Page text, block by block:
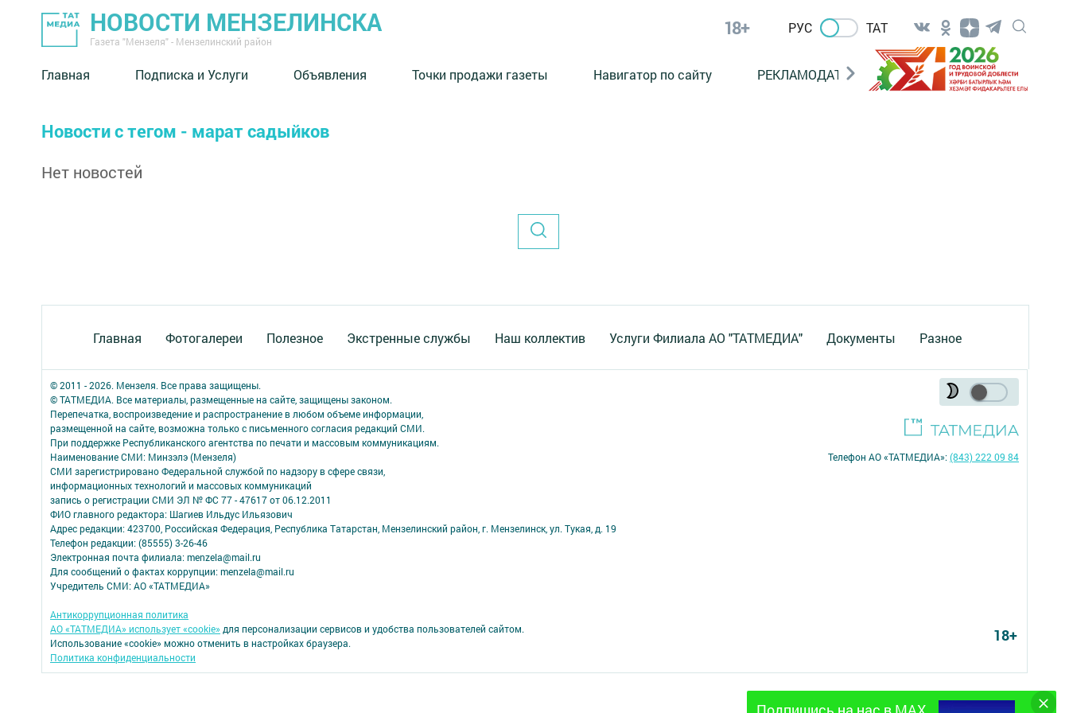
НОВОСТИ МЕНЗЕЛИНСКА
Газета "Мензеля" - Мензелинский район
18+ РУС ТАТ
Главная Подписка и Услуги Объявления Точки продажи газеты Навигатор по сайту РЕКЛАМОДАТЕЛЯМ
Новости с тегом - марат садыйков
Нет новостей
Главная Фотогалереи Полезное Экстренные службы Наш коллектив Услуги Филиала АО "ТАТМЕДИА" Документы Разное
© 2011 - 2026. Мензеля. Все права защищены.
© ТАТМЕДИА. Все материалы, размещенные на сайте, защищены законом.
Перепечатка, воспроизведение и распространение в любом объеме информации,
размещенной на сайте, возможна только с письменного согласия редакций СМИ.
При поддержке Республиканского агентства по печати и массовым коммуникациям.
Наименование СМИ: Минзэлэ (Мензеля)
СМИ зарегистрировано Федеральной службой по надзору в сфере связи,
информационных технологий и массовых коммуникаций
запись о регистрации СМИ ЭЛ № ФС 77 - 47617 от 06.12.2011
ФИО главного редактора: Шагиев Ильдус Ильязович
Адрес редакции: 423700, Российская Федерация, Республика Татарстан, Мензелинский район, г. Мензелинск, ул. Тукая, д. 19
Телефон редакции: (85555) 3-26-46
Электронная почта филиала: menzela@mail.ru
Для сообщений о фактах коррупции: menzela@mail.ru
Учредитель СМИ: АО «ТАТМЕДИА»
Антикоррупционная политика
АО «ТАТМЕДИА» использует «cookie» для персонализации сервисов и удобства пользователей сайтом.
Использование «cookie» можно отменить в настройках браузера.
Политика конфиденциальности
Телефон АО «ТАТМЕДИА»:(843) 222 09 84
18+